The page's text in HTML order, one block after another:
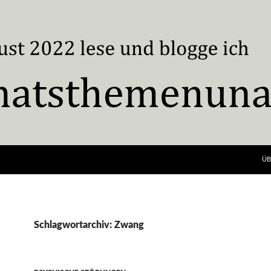
Schlagwortarchiv: Zwang